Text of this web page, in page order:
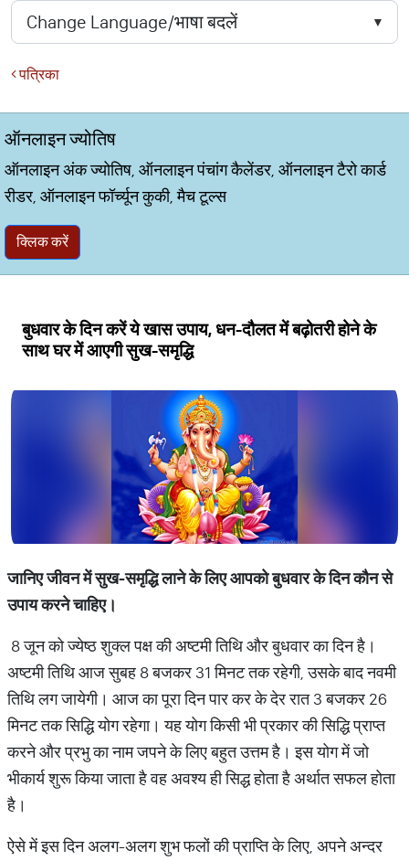
पत्रिका
ऑनलाइन ज्योतिष
ऑनलाइन अंक ज्योतिष, ऑनलाइन पंचांग कैलेंडर, ऑनलाइन टैरो कार्ड
रीडर, ऑनलाइन फॉर्च्यून कुकी, मैच टूल्स
क्लिक करें
बुधवार के दिन करें ये खास उपाय, धन-दौलत में बढ़ोतरी होने के
साथ घर में आएगी सुख-समृद्धि
जानिएजीवनमेंसुख-समृद्धिलानेकेलिएआपकोबुधवारकेदिनकौनसे
उपायकरनेचाहिए।
8 जून को ज्येष्ठ शुक्ल पक्ष की अष्टमी तिथि और बुधवार का दिन है।
अष्टमी तिथि आज सुबह 8 बजकर 31 मिनट तक रहेगी, उसके बाद नवमी
तिथि लग जायेगी। आज का पूरा दिन पार कर के देर रात 3 बजकर 26
मिनट तक सिद्धि योग रहेगा। यह योग किसी भी प्रकार की सिद्धि प्राप्त
करने और प्रभु का नाम जपने के लिए बहुत उत्तम है। इस योग में जो
भीकार्य शुरू किया जाता है वह अवश्य ही सिद्ध होता है अर्थात सफल होता
है।
ऐसे में इस दिन अलग-अलग शुभ फलों की प्राप्ति के लिए, अपने अन्दर